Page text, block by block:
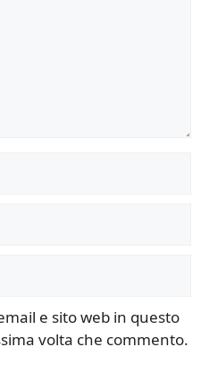
e sito web in questo
volta che commento.